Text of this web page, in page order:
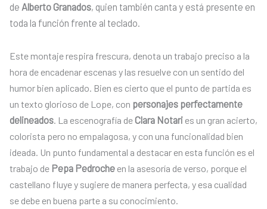
de Alberto Granados, quien también canta y está presente en
toda la función frente al teclado.
Este montaje respira frescura, denota un trabajo preciso a la
hora de encadenar escenas y las resuelve con un sentido del
humor bien aplicado. Bien es cierto que el punto de partida es
un texto glorioso de Lope, con personajes perfectamente
delineados. La escenografía de Clara Notari es un gran acierto,
colorista pero no empalagosa, y con una funcionalidad bien
ideada. Un punto fundamental a destacar en esta función es el
trabajo de Pepa Pedroche en la asesoría de verso, porque el
castellano fluye y sugiere de manera perfecta, y esa cualidad
se debe en buena parte a su conocimiento.